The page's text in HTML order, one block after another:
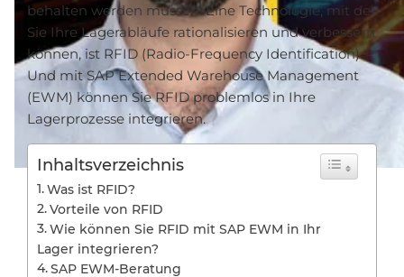
behalten werden müssen. Eine Technologie, mit der
Sie Ihre Lagerabläufe rationalisieren und verbessern
können, ist RFID (Radio-Frequency Identification).
Und mit SAP Extended Warehouse Management
(EWM) können Sie RFID problemlos in Ihre
Lagerprozesse integrieren.
Inhaltsverzeichnis
Was ist RFID?
Vorteile von RFID
Wie können Sie RFID mit SAP EWM in Ihr
Lager integrieren?
SAP EWM-Beratung